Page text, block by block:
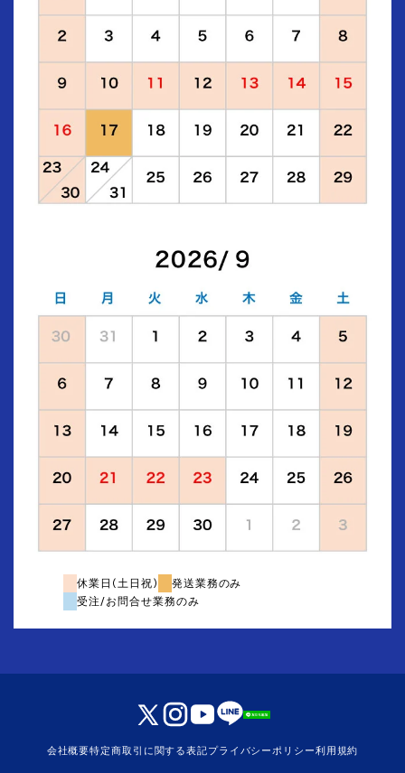
休業日(土日祝)
発送業務のみ
受注/お問合せ業務のみ
会社概要特定商取引に関する表記プライバシーポリシー利用規約